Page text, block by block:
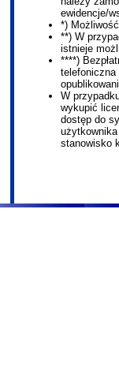
ewidencje/
*)
**) W
istnieje
****)
W
wykupić
dostęp do
stanowisko